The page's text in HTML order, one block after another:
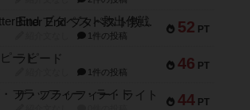
52 PT
Bitter End ブタペスト救出作戦
1件の投稿
46 PT
ラピード
1件の投稿
44 PT
ザ・フラッフィー・ライト